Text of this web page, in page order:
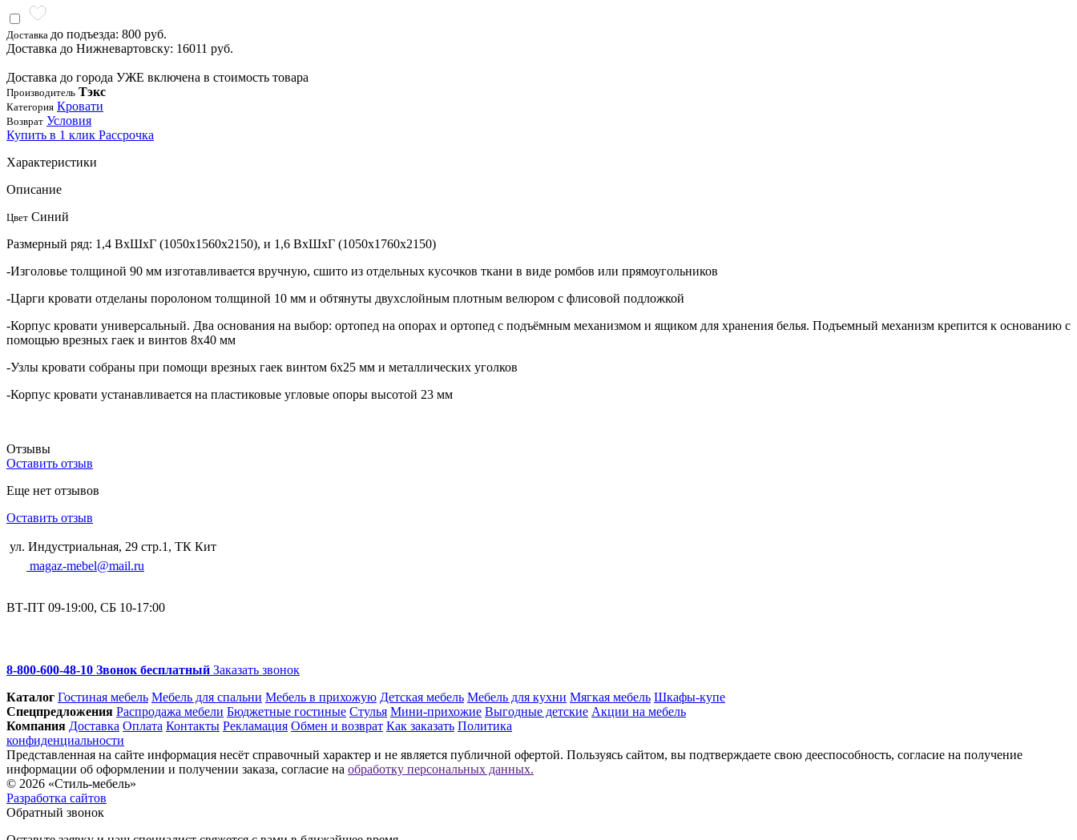
Доставка до подъезда: 800 руб.
Доставка до Нижневартовску: 16011 руб.
Доставка до города УЖЕ включена в стоимость товара
Производитель Тэкс
Категория Кровати
Возврат Условия
Купить в 1 клик Рассрочка
Характеристики
Описание
Цвет Синий
Размерный ряд: 1,4 ВхШхГ (1050х1560х2150), и 1,6 ВхШхГ (1050х1760х2150)
-Изголовье толщиной 90 мм изготавливается вручную, сшито из отдельных кусочков ткани в виде ромбов или прямоугольников
-Царги кровати отделаны поролоном толщиной 10 мм и обтянуты двухслойным плотным велюром с флисовой подложкой
-Корпус кровати универсальный. Два основания на выбор: ортопед на опорах и ортопед с подъёмным механизмом и ящиком для хранения белья. Подъемный механизм крепится к основанию с
помощью врезных гаек и винтов 8х40 мм
-Узлы кровати собраны при помощи врезных гаек винтом 6х25 мм и металлических уголков
-Корпус кровати устанавливается на пластиковые угловые опоры высотой 23 мм
Отзывы
Оставить отзыв
Еще нет отзывов
Оставить отзыв
ул. Индустриальная, 29 стр.1, ТК Кит
magaz-mebel@mail.ru
ВТ-ПТ 09-19:00, СБ 10-17:00
8-800-600-48-10 Звонок бесплатный Заказать звонок
Каталог Гостиная мебель Мебель для спальни Мебель в прихожую Детская мебель Мебель для кухни Мягкая мебель Шкафы-купе
Спец­предложения Распродажа мебели Бюджетные гостиные Стулья Мини-прихожие Выгодные детские Акции на мебель
Компания Доставка Оплата Контакты Рекламация Обмен и возврат Как заказать Политика
конфиденциальности
Представленная на сайте информация несёт справочный характер и не является публичной офертой. Пользуясь сайтом, вы подтверждаете свою дееспособность, согласие на получение
информации об оформлении и получении заказа, согласие на обработку персональных данных.
© 2026 «Стиль-мебель»
Разработка сайтов
Обратный звонок